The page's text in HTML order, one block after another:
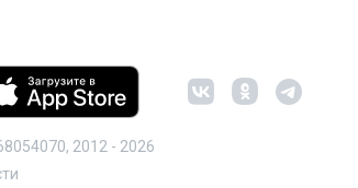
2012 - 2026